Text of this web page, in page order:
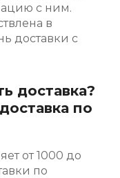
с ним.
в
доставки с
доставка?
по
от 1000 до
по